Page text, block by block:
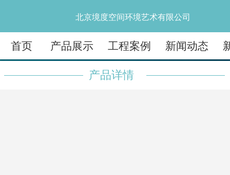
北京境度空间环境艺术有限公司
首页 产品展示 工程案例 新闻动态
产品详情